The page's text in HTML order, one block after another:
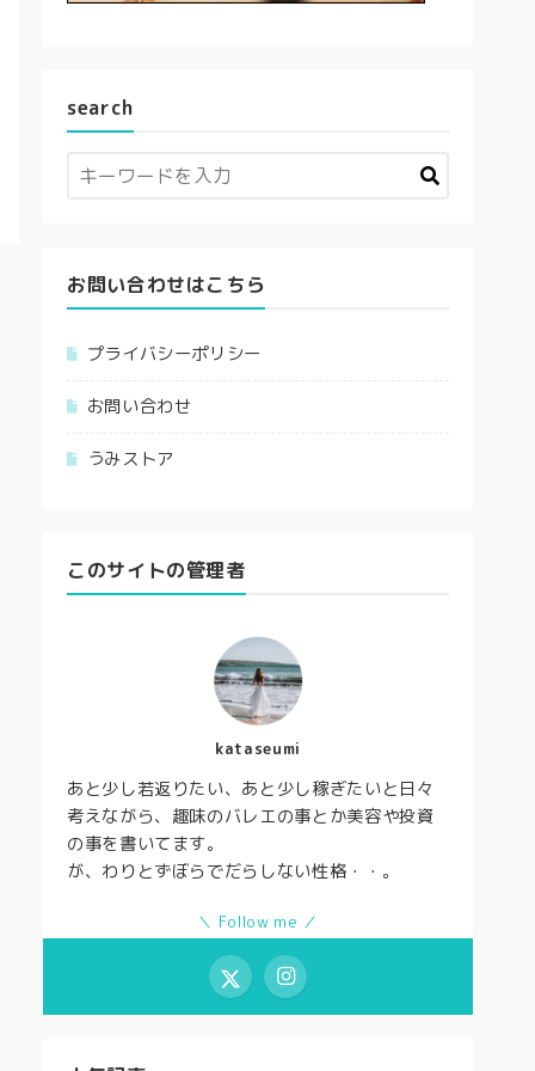
search
お問い合わせはこちら
プライバシーポリシー
お問い合わせ
うみストア
このサイトの管理者
kataseumi
あと少し若返りたい、あと少し稼ぎたいと日々
考えながら、趣味のバレエの事とか美容や投資
の事を書いてます。
が、わりとずぼらでだらしない性格・・。
＼ Follow me ／